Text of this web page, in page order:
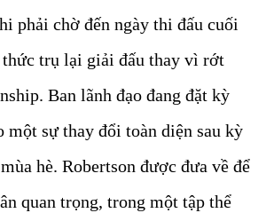
phải chờ đến ngày thi đấu cuối
trụ lại giải đấu thay vì rớt
Ban lãnh đạo đang đặt kỳ
một sự thay đổi toàn diện sau kỳ
hè. Robertson được đưa về để
quan trọng, trong một tập thể